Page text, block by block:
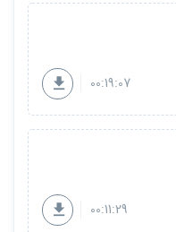
00:19:07
00:11:29